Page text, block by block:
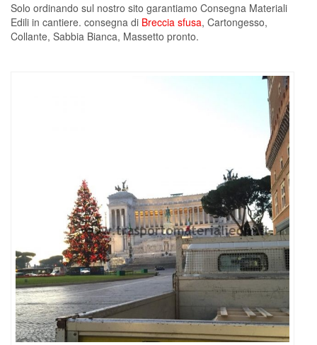
Solo ordinando sul nostro sito garantiamo Consegna Materiali
Edili in cantiere. consegna di Breccia sfusa, Cartongesso,
Collante, Sabbia Bianca, Massetto pronto.